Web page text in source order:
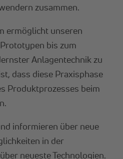
zusammen.
ermöglicht unseren
bis zum
Anlagentechnik zu
dass diese Praxisphase
Produktprozesses beim
informieren über neue
in der
neueste Technologien.